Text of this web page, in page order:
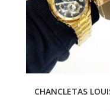
CHANCLETAS